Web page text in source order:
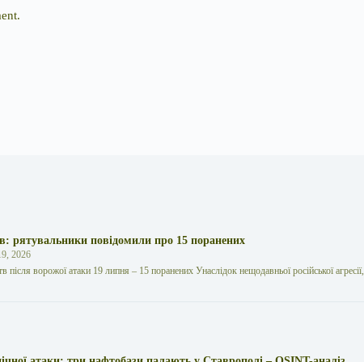
рятувальники повідомили про 15 поранених
2026
після ворожої атаки 19 липня – 15 поранених Унаслідок нещодавньої російської агресії,